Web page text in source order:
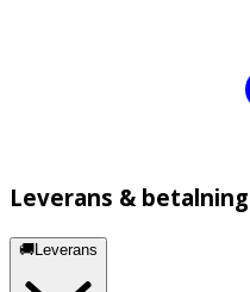
Leverans & betalning
🚚Leverans